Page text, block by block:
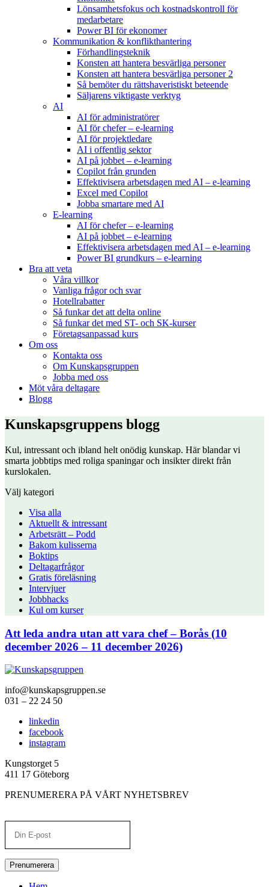
Lönsamhetsfokus och kostnadskontroll för
medarbetare
Power BI för ekonomer
Kommunikation & konflikthantering
Förhandlingsteknik
Konsten att hantera besvärliga personer
Konsten att hantera besvärliga personer 2
Så bemöter du rättshaveristiskt beteende
Säljarens viktigaste verktyg
AI
AI för administratörer
AI för chefer – e-learning
AI för projektledare
AI i offentlig sektor
AI på jobbet – e-learning
Copilot från grunden
Effektivisera arbetsdagen med AI – e-learning
Excel med Copilot
Jobba smartare med AI
E-learning
AI för chefer – e-learning
AI på jobbet – e-learning
Effektivisera arbetsdagen med AI – e-learning
Power BI grundkurs – e-learning
Bra att veta
Våra villkor
Vanliga frågor och svar
Hotellrabatter
Så funkar det att delta online
Så funkar det med ST- och SK-kurser
Företagsanpassad kurs
Om oss
Kontakta oss
Om Kunskapsgruppen
Jobba med oss
Möt våra deltagare
Blogg
Kunskapsgruppens blogg
Kul, intressant och ibland helt onödig kunskap. Här blandar vi
smarta jobbtips med roliga spaningar och insikter direkt från
kurslokalen.
Välj kategori
Visa alla
Aktuellt & intressant
Arbetsrätt – Podd
Bakom kulisserna
Boktips
Deltagarfrågor
Gratis föreläsning
Intervjuer
Jobbhacks
Kul om kurser
Att leda andra utan att vara chef – Borås (10
december 2026 – 11 december 2026)
info@kunskapsgruppen.se
031 – 22 24 50
linkedin
facebook
instagram
Kungstorget 5
411 17 Göteborg
PRENUMERERA PÅ VÅRT NYHETSBREV
Prenumerera